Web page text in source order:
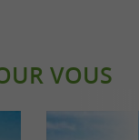
VOUS